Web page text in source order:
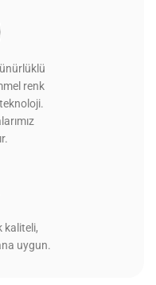
renk
kaliteli,
uygun.